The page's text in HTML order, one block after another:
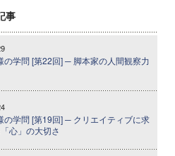
事
の学問 [第22回] ─ 脚本家の人間観察力
の学問 [第19回] ─ クリエイティブに求
心」の大切さ